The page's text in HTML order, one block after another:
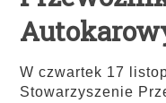
W czwartek 17
Stowarzyszenie